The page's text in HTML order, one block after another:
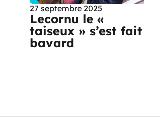
27 septembre 2025
Lecornu le «
taiseux » s’est fait
bavard